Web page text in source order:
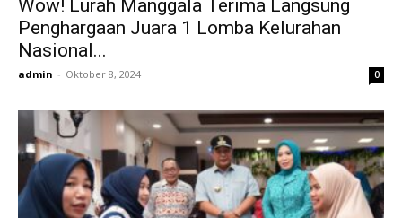
Wow! Lurah Manggala Terima Langsung
Penghargaan Juara 1 Lomba Kelurahan
Nasional...
admin - Oktober 8, 2024 0